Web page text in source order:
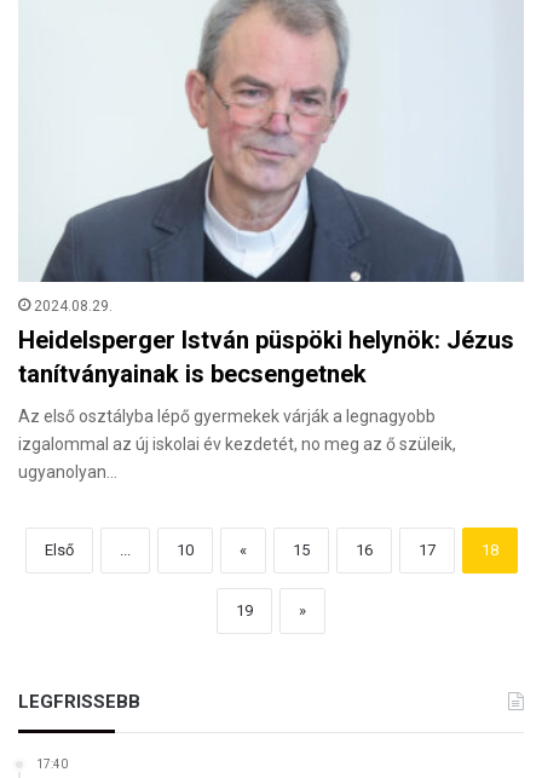
2024.08.29.
Heidelsperger István püspöki helynök: Jézus
tanítványainak is becsengetnek
Az első osztályba lépő gyermekek várják a legnagyobb
izgalommal az új iskolai év kezdetét, no meg az ő szüleik,
ugyanolyan…
Első ... 10 « 15 16 17 18
19 »
LEGFRISSEBB
17:40